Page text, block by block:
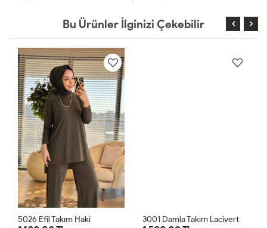
Bu Ürünler İlginizi Çekebilir
5026 Efil Takım Haki 3001 Damla Takım Lacivert